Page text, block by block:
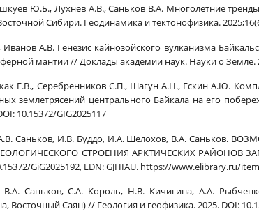
Ю.Б., Лухнев А.В., Саньков В.А. Многолетние
Сибири. Геодинамика и тектонофизика.
А.В. Генезис кайнозойского вулканизма
мантии // Доклады академии наук. Науки о Земле.
Е.В., Серебренников С.П., Шагун А.Н., Ескин А.Ю.
землетрясений центрального Байкала на его
10.15372/GIG2025117
Саньков, И.В. Буддо, И.А. Шелохов, В.А. Саньков.
СТРОЕНИЯ АРКТИЧЕСКИХ РАЙОНОВ
GiG2025192, EDN: GJHIAU. https://www.elibrary.ru/
Саньков, С.А. Король, Н.В. Кичигина, А.А.
Восточный Саян) // Геология и геофизика. 2025. DOI: